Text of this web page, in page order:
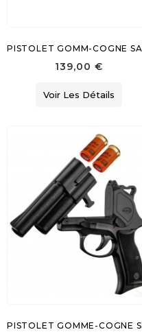
PISTOLET GOMM-COGNE
139,00 €
Voir Les Détails
PISTOLET GOMME-COGNE